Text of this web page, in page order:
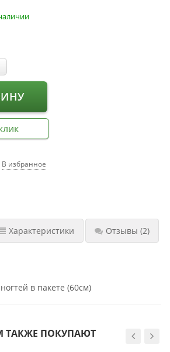
В избранное
Характеристики Отзывы (2)
в пакете (60см)
ТАКЖЕ ПОКУПАЮТ